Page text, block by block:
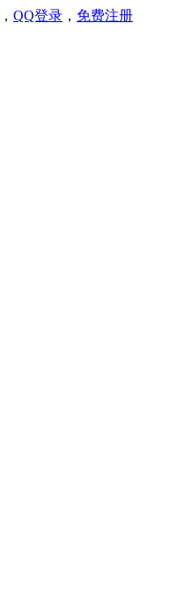
， QQ登录 ， 免费注册